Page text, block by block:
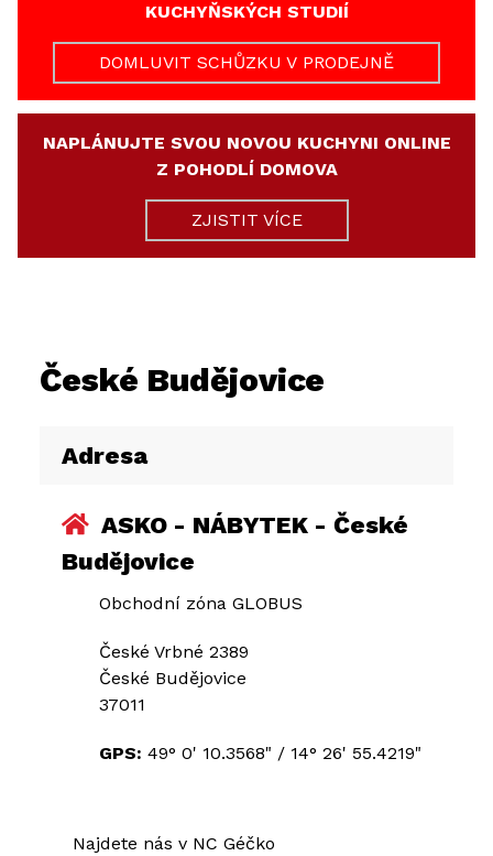
KUCHYŇSKÝCH STUDIÍ
DOMLUVIT SCHŮZKU V PRODEJNĚ
NAPLÁNUJTE SVOU NOVOU KUCHYNI ONLINE
Z POHODLÍ DOMOVA
ZJISTIT VÍCE
České Budějovice
Adresa
ASKO - NÁBYTEK - České
Budějovice
Obchodní zóna GLOBUS
České Vrbné 2389
České Budějovice
37011
GPS: 49° 0' 10.3568" / 14° 26' 55.4219"
Najdete nás v NC Géčko